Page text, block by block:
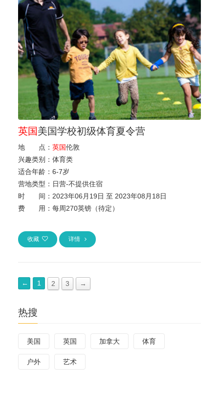
英国美国学校初级体育夏令营
地 点：英国伦敦
兴趣类别：体育类
适合年龄：6-7岁
营地类型： 日营-不提供住宿
时 间： 2023年06月19日 至 2023年08月18日
费 用：每周270英镑（待定）
收藏 详情
← 1 2 3 →
热搜
美国 英国 加拿大 体育
户外 艺术